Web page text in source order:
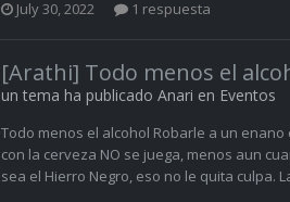
July 30, 2022
1 respuesta
[Arathi] Todo menos el
un tema ha publicado Anari en Eventos
Todo menos el alcohol Robarle a un
con la cerveza NO se juega, menos aun
sea el Hierro Negro, eso no le quita culpa.